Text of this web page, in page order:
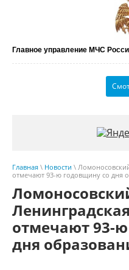
Главное управление МЧС
Главная \ Новости \
отмечают 93-ю годовщину со дня
отмечают 93-
дня